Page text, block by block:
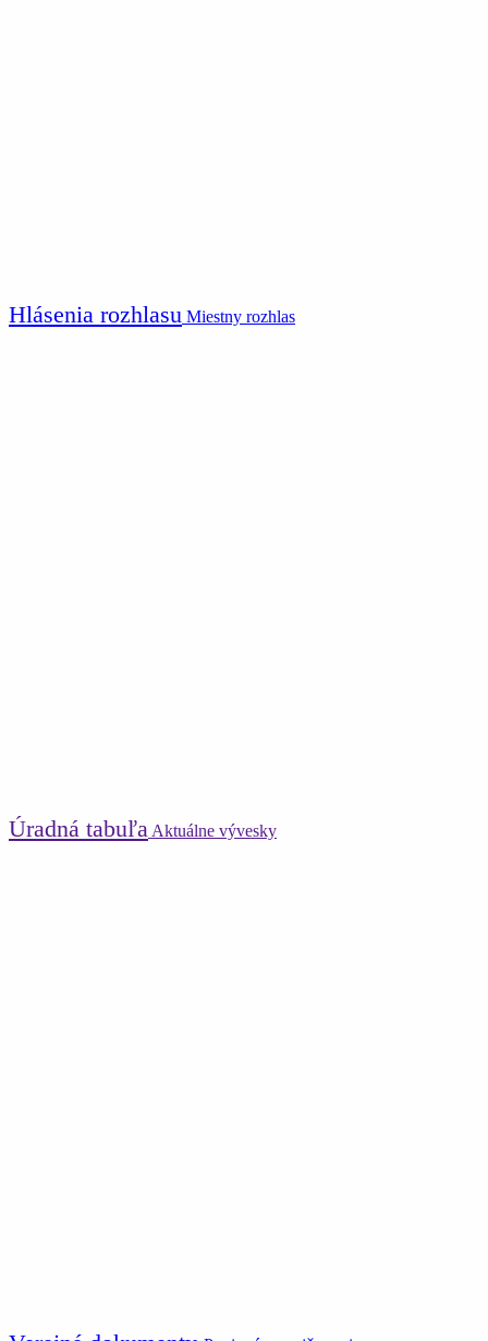
Hlásenia rozhlasu Miestny rozhlas
Úradná tabuľa Aktuálne vývesky